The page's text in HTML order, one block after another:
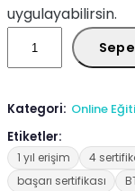
uygulayabilirsin.
Kategori: Online
Etiketler:
1 yıl erişim 4
başarı sertifikası